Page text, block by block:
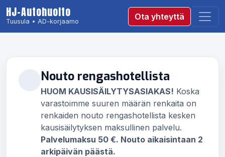
HJ-Autohuolto
Tuusula • AD-korjaamo Ota yhteyttä
Nouto rengashotellista
HUOM KAUSISÄILYTYSASIAKAS! Koska
varastoimme suuren määrän renkaita on
renkaiden nouto rengashotellista kesken
kausisäilytyksen maksullinen palvelu.
Palvelumaksu 50 €. Nouto aikaisintaan 2
arkipäivän päästä.